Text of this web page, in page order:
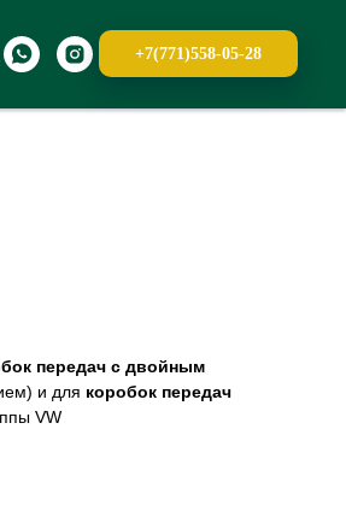
+7(771)558-05-28
передач с двойным
и для коробок передач
VW